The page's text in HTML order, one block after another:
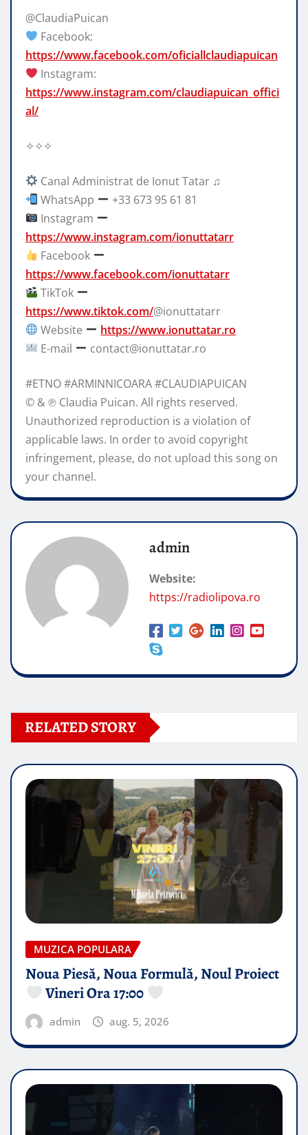
@ClaudiaPuican
Facebook:
https://www.facebook.com/oficiallclaudiapuican
Instagram:
https://www.instagram.com/claudiapuican_offici
al/
✧✧✧
Canal Administrat de Ionut Tatar ♫
WhatsApp
+33 673 95 61 81
Instagram
https://www.instagram.com/ionuttatarr
Facebook
https://www.facebook.com/ionuttatarr
TikTok
https://www.tiktok.com/@ionuttatarr
Website
https://www.ionuttatar.ro
E-mail
contact@ionuttatar.ro
#ETNO #ARMINNICOARA #CLAUDIAPUICAN
© & ℗ Claudia Puican. All rights reserved.
Unauthorized reproduction is a violation of
applicable laws. In order to avoid copyright
infringement, please, do not upload this song on
your channel.
admin
Website:
https://radiolipova.ro
RELATED STORY
MUZICA POPULARA
Noua Piesă, Noua Formulă, Noul Proiect
Vineri Ora 17:00
admin aug. 5, 2026